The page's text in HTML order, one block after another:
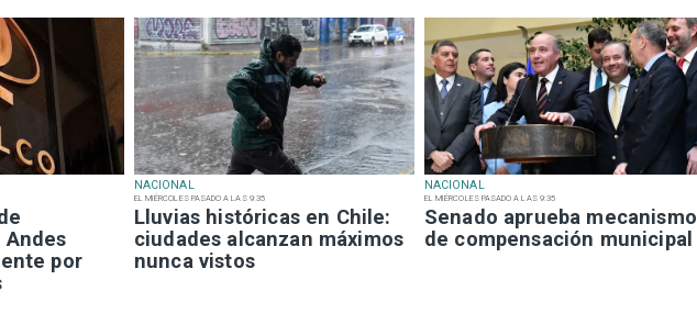
por
NACIONAL
EL MIÉRCOLES PASADO A LAS 9:35
Lluvias históricas en Chile:
ciudades alcanzan máximos
nunca vistos
NACIONAL
EL MIÉRCOLES PASADO A LAS 9:35
Senado aprueba mecanismo
de compensación municipal